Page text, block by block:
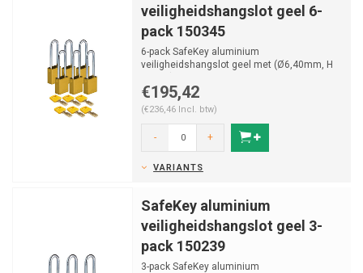
veiligheidshangslot geel 6-
pack 150345
6-pack SafeKey aluminium
veiligheidshangslot geel met (Ø6,40mm, H
€195,42
(€236,46 Incl. btw)
- +
VARIANTS
SafeKey aluminium
veiligheidshangslot geel 3-
pack 150239
3-pack SafeKey aluminium